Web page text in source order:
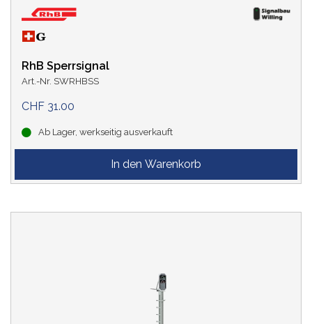
RhB Sperrsignal
Art.-Nr. SWRHBSS
CHF 31.00
Ab Lager, werkseitig ausverkauft